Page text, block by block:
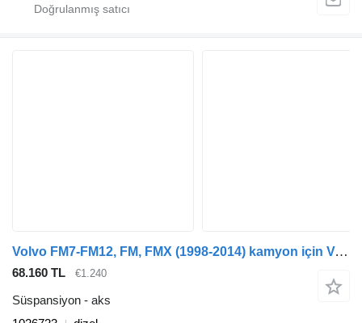
Volvo FM7-FM12, FM, FMX (1998-2014) kamyon için Volvo FM (01.05-) 1026723 aks
68.160 TL €1.240
Süspansiyon - aks